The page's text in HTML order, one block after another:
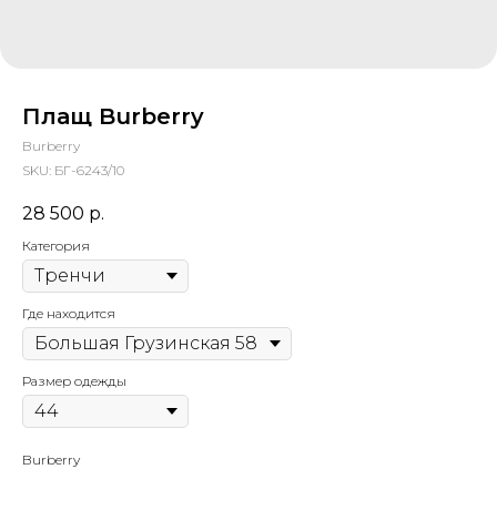
Плащ Burberry
Burberry
SKU: БГ-6243/10
28 500 р.
Категория
Где находится
Размер одежды
Burberry